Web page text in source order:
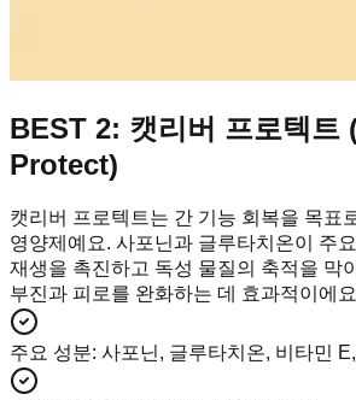
BEST 2: 캣리버 프로텍트
Protect)
캣리버 프로텍트는 간 기능 회복을 목표
영양제예요. 사포닌과 글루타치온이 주
재생을 촉진하고 독성 물질의 축적을 막
부진과 피로를 완화하는 데 효과적이에
주요 성분: 사포닌, 글루타치온, 비타민